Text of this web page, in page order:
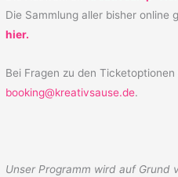
Die Sammlung aller bisher online
hier.
Bei Fragen zu den
booking@kreativsause.de.
Unser Programm wird auf Grund